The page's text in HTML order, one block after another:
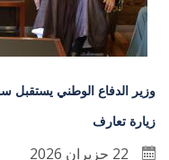
وزير الدفاع الوطني يستقبل
زيارة تعارف